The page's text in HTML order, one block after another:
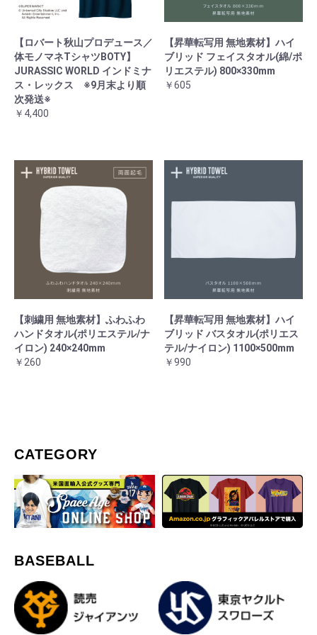
【ロバート秋山プロデュース／
体モノマネTシャツBOTY】
JURASSIC WORLD インドミナ
ス・レックス ※9月末より順
次発送※
￥4,400
【昇華転写用 無地素材】ハイ
ブリッド フェイスタオル(綿/ポ
リエステル) 800×330mm
￥605
【刺繍用 無地素材】ふわふわ
ハンドタオル(ポリエステル/ナ
イロン) 240×240mm
￥260
【昇華転写用 無地素材】ハイ
ブリッド バスタオル(ポリエス
テル/ナイロン) 1100×500mm
￥990
CATEGORY
BASEBALL